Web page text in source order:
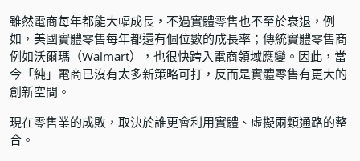
雖然電商每年都能大幅成長，不過實體零售也不至於衰退，例
如，美國實體零售每年都還有個位數的成長率；傳統實體零售商
例如沃爾瑪（Walmart），也很快跨入電商領域應變。因此，當
今「純」電商已沒有太多新策略可打，反而是實體零售有更大的
創新空間。
現在零售業的成敗，取決於誰更會利用實體、虛擬兩類通路的整
合。